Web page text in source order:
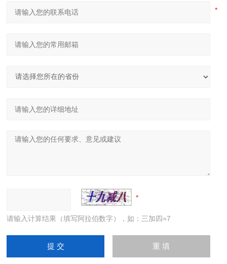
请输入计算结果（填写阿拉伯数字），如：三加四=7